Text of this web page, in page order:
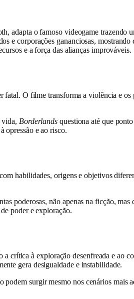
adapta o famoso videogame trazendo
e corporações gananciosas,
e a força das alianças improváveis.
fatal. O filme transforma a violência e
vida, Borderlands questiona até que
opressão e ao risco.
habilidades, origens e objetivos
poderosas, não apenas na ficção,
poder e exploração.
crítica à exploração desenfreada e ao
gera desigualdade e instabilidade.
surgir mesmo nos cenários